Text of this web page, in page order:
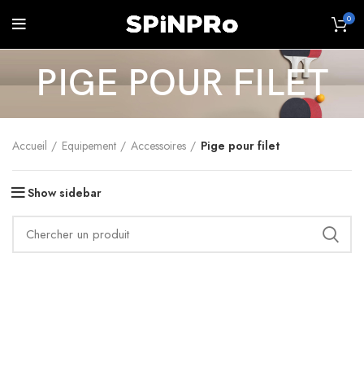
0
PIGE POUR FILET
Accueil Equipement Accessoires Pige pour filet
Show sidebar